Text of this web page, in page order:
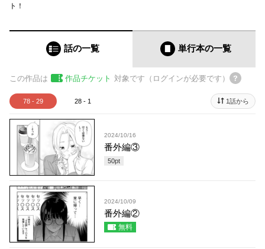
ト！
話の一覧 単行本の一覧
この作品は 作品チケット 対象です（ログインが必要です）
78 - 29 28 - 1 1話から
2024/10/16
番外編③
50pt
2024/10/09
番外編②
無料